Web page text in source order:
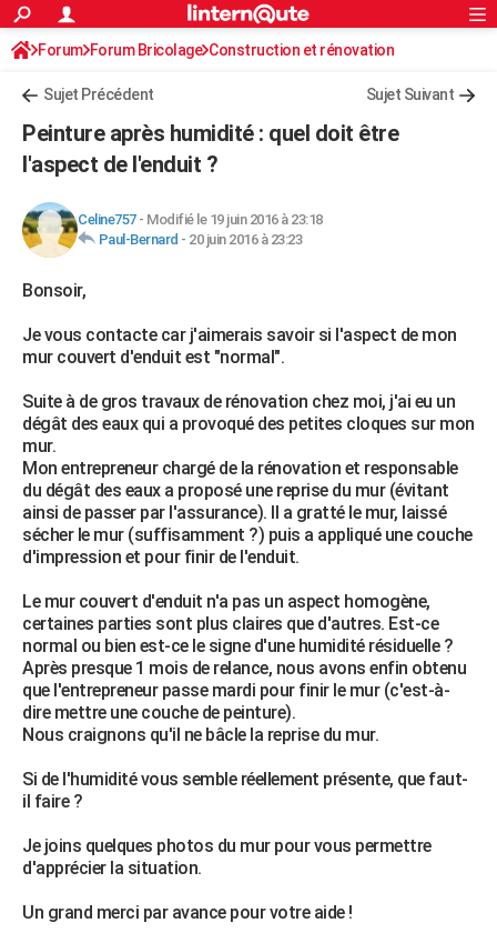
ACTUALITÉS
Politique
Société
Faits Divers
Education
Monde
Villes
+
Programme TV
TNTStreaming
Cinéma
Sorties cinéma
Musique
+FINANCE
Retraite
Impôts
Epargne
Immobilier
Risques naturels par ville
Banque
Assurance
Crédit
AUTO
Essais
Réserver un essai
Citadines
Berlines
SUV
Forum auto
+HIGH-TECH
Mobiles
Meilleur smartphone
Internet
Ordinateurs
Jeux vidéo
Guide high-tech
BRICOLAGE
Forum
Aménagement intérieur
Extérieur
Cuisine
Salle de bains
Jardinage
Rangement
WEEK-END
Art de vivre
Bien-être
Loisirs
Mode
Modes de vie
SANTE
Alimentation
Guide de la santé
Maladies
Médicaments
Sommeil
VOYAGE
Destinations
City break
Voyage nature
Voyage de noces
Forum
Climat
+PHOTO
GUIDES D'ACHAT
BONS PLANS
CARTE DE VOEUX
Carte de Noël
Carte Bonne année
Carte Saint-Valentin
Carte Pâques
Carte d'anniversaire
DICTIONNAIRE
Dictionnaire
Biographies
Citations
Expressions
Proverbes
PROGRAMME TV
COPAINS D'AVANT
AVIS DE DÉCÈS
Bricolage
Lifestyle
Culture
Sport
Auto
Television
Voyage
Cinema
Rechercher
S'inscrire
Connexion
Forum Forum Bricolage Construction et rénovation
Peinture, Vernis, Tapissserie
Sujet Précédent Sujet Suivant
Peinture après humidité : quel doit être
l'aspect de l'enduit ?
Celine757- Modifié le 19 juin 2016 à 23:18
Paul-Bernard - 20 juin 2016 à 23:23
Bonsoir,
Je vous contacte car j'aimerais savoir si l'aspect de mon
mur couvert d'enduit est "normal".
Suite à de gros travaux de rénovation chez moi, j'ai eu un
dégât des eaux qui a provoqué des petites cloques sur mon
mur.
Mon entrepreneur chargé de la rénovation et responsable
du dégât des eaux a proposé une reprise du mur (évitant
ainsi de passer par l'assurance). Il a gratté le mur, laissé
sécher le mur (suffisamment ?) puis a appliqué une couche
d'impression et pour finir de l'enduit.
Le mur couvert d'enduit n'a pas un aspect homogène,
certaines parties sont plus claires que d'autres. Est-ce
normal ou bien est-ce le signe d'une humidité résiduelle ?
Après presque 1 mois de relance, nous avons enfin obtenu
que l'entrepreneur passe mardi pour finir le mur (c'est-à-
dire mettre une couche de peinture).
Nous craignons qu'il ne bâcle la reprise du mur.
Si de l'humidité vous semble réellement présente, que faut-
il faire ?
Je joins quelques photos du mur pour vous permettre
d'apprécier la situation.
Un grand merci par avance pour votre aide !